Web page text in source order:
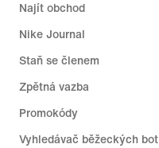
Najít obchod
Nike Journal
Staň se členem
Zpětná vazba
Promokódy
Vyhledávač běžeckých bot